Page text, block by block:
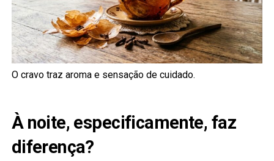
O cravo traz aroma e sensação de cuidado.
À noite, especificamente, faz
diferença?